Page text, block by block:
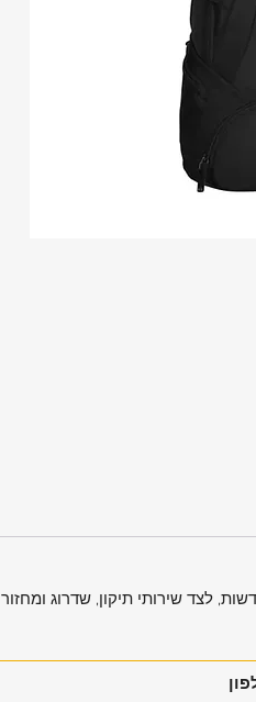
לצד שירותי תיקון, שדרוג ומחזור